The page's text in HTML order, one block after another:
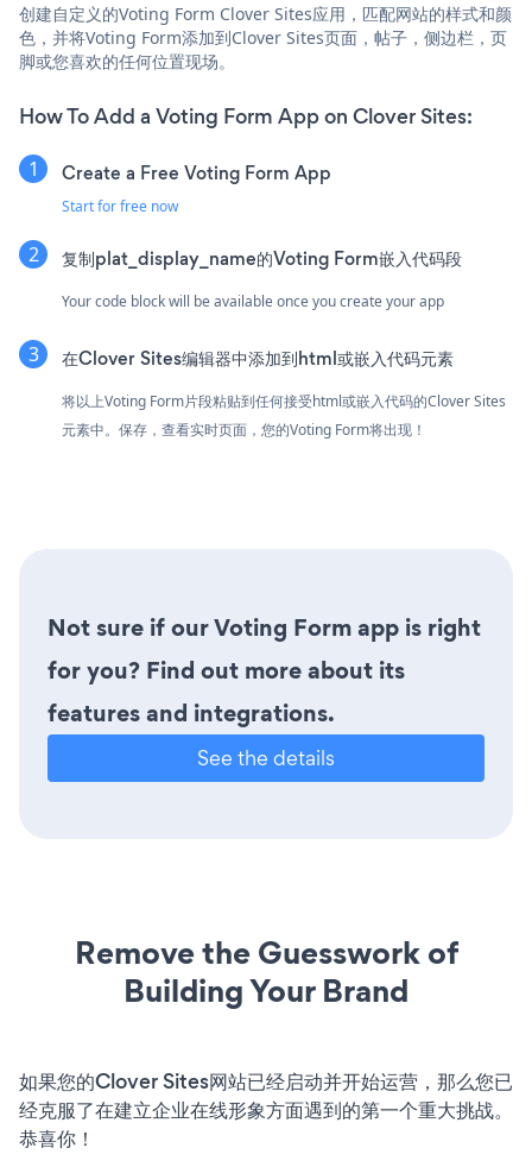
创建自定义的Voting Form Clover Sites应用，匹配网站的样式和颜
色，并将Voting Form添加到Clover Sites页面，帖子，侧边栏，页
脚或您喜欢的任何位置现场。
How To Add a Voting Form App on Clover Sites:
Create a Free Voting Form App
Start for free now
复制plat_display_name的Voting Form嵌入代码段
Your code block will be available once you create your app
在Clover Sites编辑器中添加到html或嵌入代码元素
将以上Voting Form片段粘贴到任何接受html或嵌入代码的Clover Sites
元素中。保存，查看实时页面，您的Voting Form将出现！
Not sure if our Voting Form app is right
for you? Find out more about its
features and integrations.
See the details
Remove the Guesswork of
Building Your Brand
如果您的Clover Sites网站已经启动并开始运营，那么您已
经克服了在建立企业在线形象方面遇到的第一个重大挑战。
恭喜你！